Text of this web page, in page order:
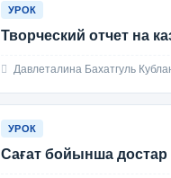
УРОК
Творческий отчет на
Давлеталина Бахатгуль
УРОК
Сағат бойынша достар